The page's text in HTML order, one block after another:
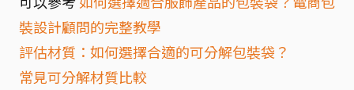
裝設計顧問的完整教學
評估材質：如何選擇合適的可分解包裝袋？
常見可分解材質比較